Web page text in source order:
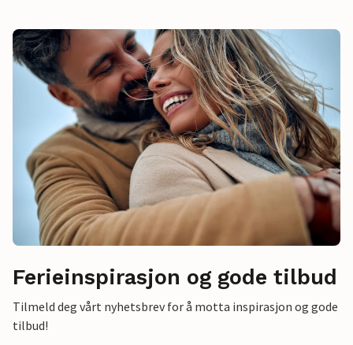
Ferieinspirasjon og gode tilbud
Tilmeld deg vårt nyhetsbrev for å motta inspirasjon og gode
tilbud!